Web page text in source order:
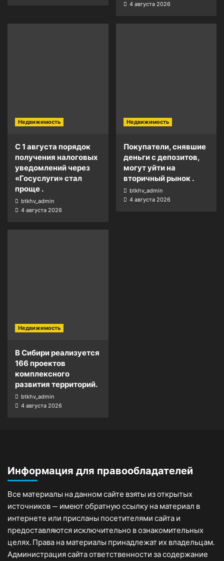
4 августа 2026
Недвижимость
С 1 августа порядок
получения налоговых
уведомлений через
«Госуслуги» стал
проще .
btkhv_admin
4 августа 2026
Недвижимость
Покупатели, снявшие
деньги с депозитов,
могут уйти на
вторичный рынок .
btkhv_admin
4 августа 2026
Недвижимость
В Сибири реализуется
166 проектов
комплексного
развития территорий.
btkhv_admin
4 августа 2026
Информация для правообладателей
Все материалы на данном сайте взяты из открытых
источников — имеют обратную ссылку на материал в
интернете или присланы посетителями сайта и
предоставляются исключительно в ознакомительных
целях. Права на материалы принадлежат их владельцам.
Администрация сайта ответственности за содержание